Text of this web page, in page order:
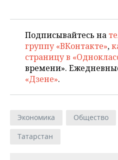
Подписывайтесь на
группу «ВКонтакте»,
страницу в
времени».
«Дзене».
Экономика Общество
Татарстан